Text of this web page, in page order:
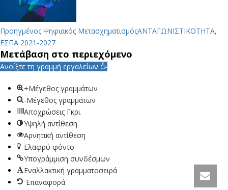
Προηγμένος Ψηφιακός ΜετασχηματισμόςΑΝΤΑΓΩΝΙΣΤΙΚΟΤΗΤΑ,
ΕΣΠΑ 2021-2027
Μετάβαση στο περιεχόμενο
Ανοίξτε τη γραμμή εργαλείων
+Μέγεθος γραμμάτων
-Μέγεθος γραμμάτων
Αποχρώσεις Γκρι
Υψηλή αντίθεση
Αρνητική αντίθεση
Ελαφρύ φόντο
Υπογράμμιση συνδέσμων
Εναλλακτική γραμματοσειρά
Επαναφορά